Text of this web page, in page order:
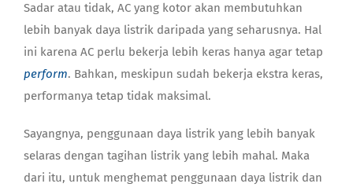
Sadar atau tidak, AC yang kotor akan membutuhkan
lebih banyak daya listrik daripada yang seharusnya. Hal
ini karena AC perlu bekerja lebih keras hanya agar tetap
perform. Bahkan, meskipun sudah bekerja ekstra keras,
performanya tetap tidak maksimal.
Sayangnya, penggunaan daya listrik yang lebih banyak
selaras dengan tagihan listrik yang lebih mahal. Maka
dari itu, untuk menghemat penggunaan daya listrik dan